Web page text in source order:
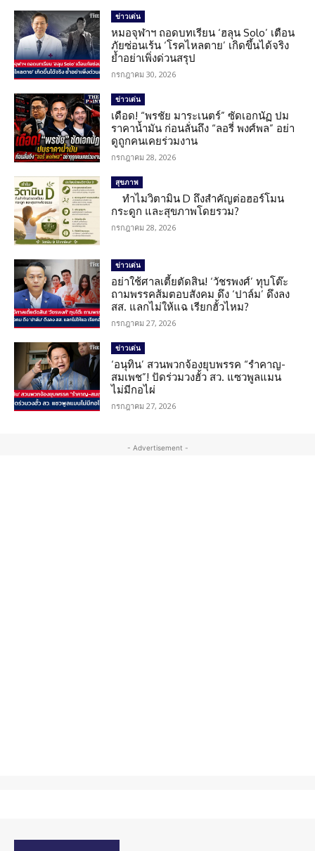
ข่าวเด่น
หมอจุฬาฯ ถอดบทเรียน ‘ฮลุน Solo’ เตือน
ภัยซ่อนเร้น ‘โรคไหลตาย’ เกิดขึ้นได้จริง
ย้ำอย่าเพิ่งด่วนสรุป
กรกฎาคม 30, 2026
ข่าวเด่น
เดือด! “พรชัย มาระเนตร์” ซัดเอกนัฏ ปม
ราคาน้ำมัน ก่อนลั่นถึง “ลอรี่ พงศ์พล” อย่า
ดูถูกคนเคยร่วมงาน
กรกฎาคม 28, 2026
สุขภาพ
ทำไมวิตามิน D ถึงสำคัญต่อฮอร์โมน
กระดูก และสุขภาพโดยรวม?
กรกฎาคม 28, 2026
ข่าวเด่น
อย่าใช้ศาลเตี้ยตัดสิน! ‘วัชรพงศ์’ ทุบโต๊ะ
ถามพรรคส้มตอบสังคม ดึง ‘ปาล์ม’ ดึงลง
สส. แลกไม่ให้แฉ เรียกฮั้วไหม?
กรกฎาคม 27, 2026
ข่าวเด่น
‘อนุทิน’ สวนพวกจ้องยุบพรรค “รำคาญ-
สมเพช”! ปัดร่วมวงฮั้ว สว. แซวพูลแมน
ไม่มีกอไผ่
กรกฎาคม 27, 2026
- Advertisement -